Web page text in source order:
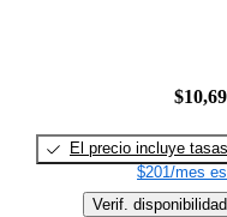
El precio incluye tasas
$201/mes
Verif. disponibilidad